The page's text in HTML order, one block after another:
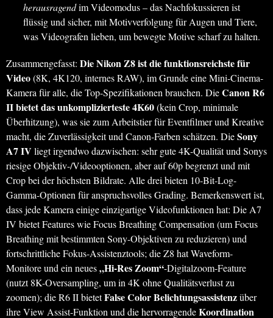
herausragendim Videomodus – das Nachfokussieren ist
flüssig und sicher, mit Motivverfolgung für Augen und Tiere,
was Videografen lieben, um bewegte Motive scharf zu halten.
Zusammengefasst: Die Nikon Z8 ist die funktionsreichste für
Video(8K, 4K120, internes RAW), im Grunde eine Mini-Cinema-
Kamera für alle, die Top-Spezifikationen brauchen. DieCanon R6
II bietet das unkomplizierteste 4K60(kein Crop, minimale
Überhitzung), was sie zum Arbeitstier für Eventfilmer und Kreative
macht, die Zuverlässigkeit und Canon-Farben schätzen. DieSony
A7 IVliegt irgendwo dazwischen: sehr gute 4K-Qualität und Sonys
riesige Objektiv-/Videooptionen, aber auf 60p begrenzt und mit
Crop bei der höchsten Bildrate. Alle drei bieten 10-Bit-Log-
Gamma-Optionen für anspruchsvolles Grading. Bemerkenswert ist,
dass jede Kamera einige einzigartige Videofunktionen hat: Die A7
IV bietet Features wie Focus Breathing Compensation (um Focus
Breathing mit bestimmten Sony-Objektiven zu reduzieren) und
fortschrittliche Fokus-Assistenztools; die Z8 hat Waveform-
Monitore und ein neues„Hi-Res Zoom“-Digitalzoom-Feature
(nutzt 8K-Oversampling, um in 4K ohne Qualitätsverlust zu
zoomen); die R6 II bietetFalse Color Belichtungsassistenzüber
ihre View Assist-Funktion und die hervorragendeKoordination